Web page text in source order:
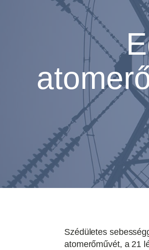
Szédületes
atomerőművét, a 21